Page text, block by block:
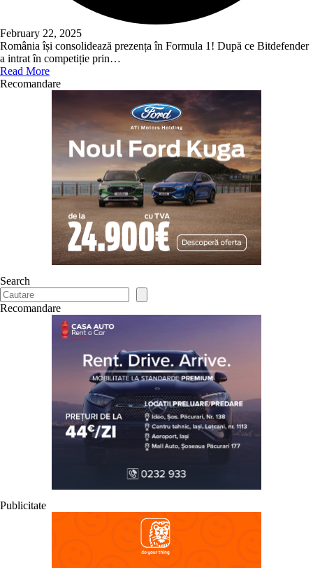
February 22, 2025
România își consolidează prezența în Formula 1! După ce Bitdefender
a intrat în competiție prin…
Read More
Recomandare
Search
Recomandare
Publicitate